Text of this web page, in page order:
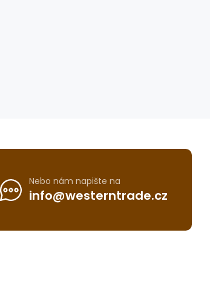
Nebo nám napište na
info@westerntrade.cz